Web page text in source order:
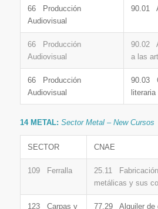
66 Producción
Audiovisual
90.01
66 Producción
Audiovisual
90.02
a las
66 Producción
Audiovisual
90.03
literaria
14 METAL: Sector Metal – New Cursos
SECTOR CNAE
109 Ferralla
25.11
metálicas y sus
123 Carpas y
77.29 Alquiler de